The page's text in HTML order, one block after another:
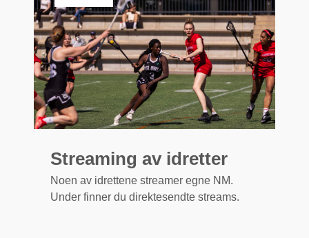
Streaming av idretter
Noen av idrettene streamer egne NM.
Under finner du direktesendte streams.